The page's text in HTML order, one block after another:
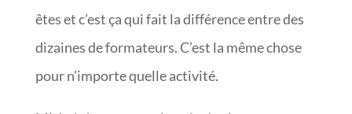
êtes et c’est ça qui fait la différence entre des
dizaines de formateurs. C’est la même chose
pour n’importe quelle activité.